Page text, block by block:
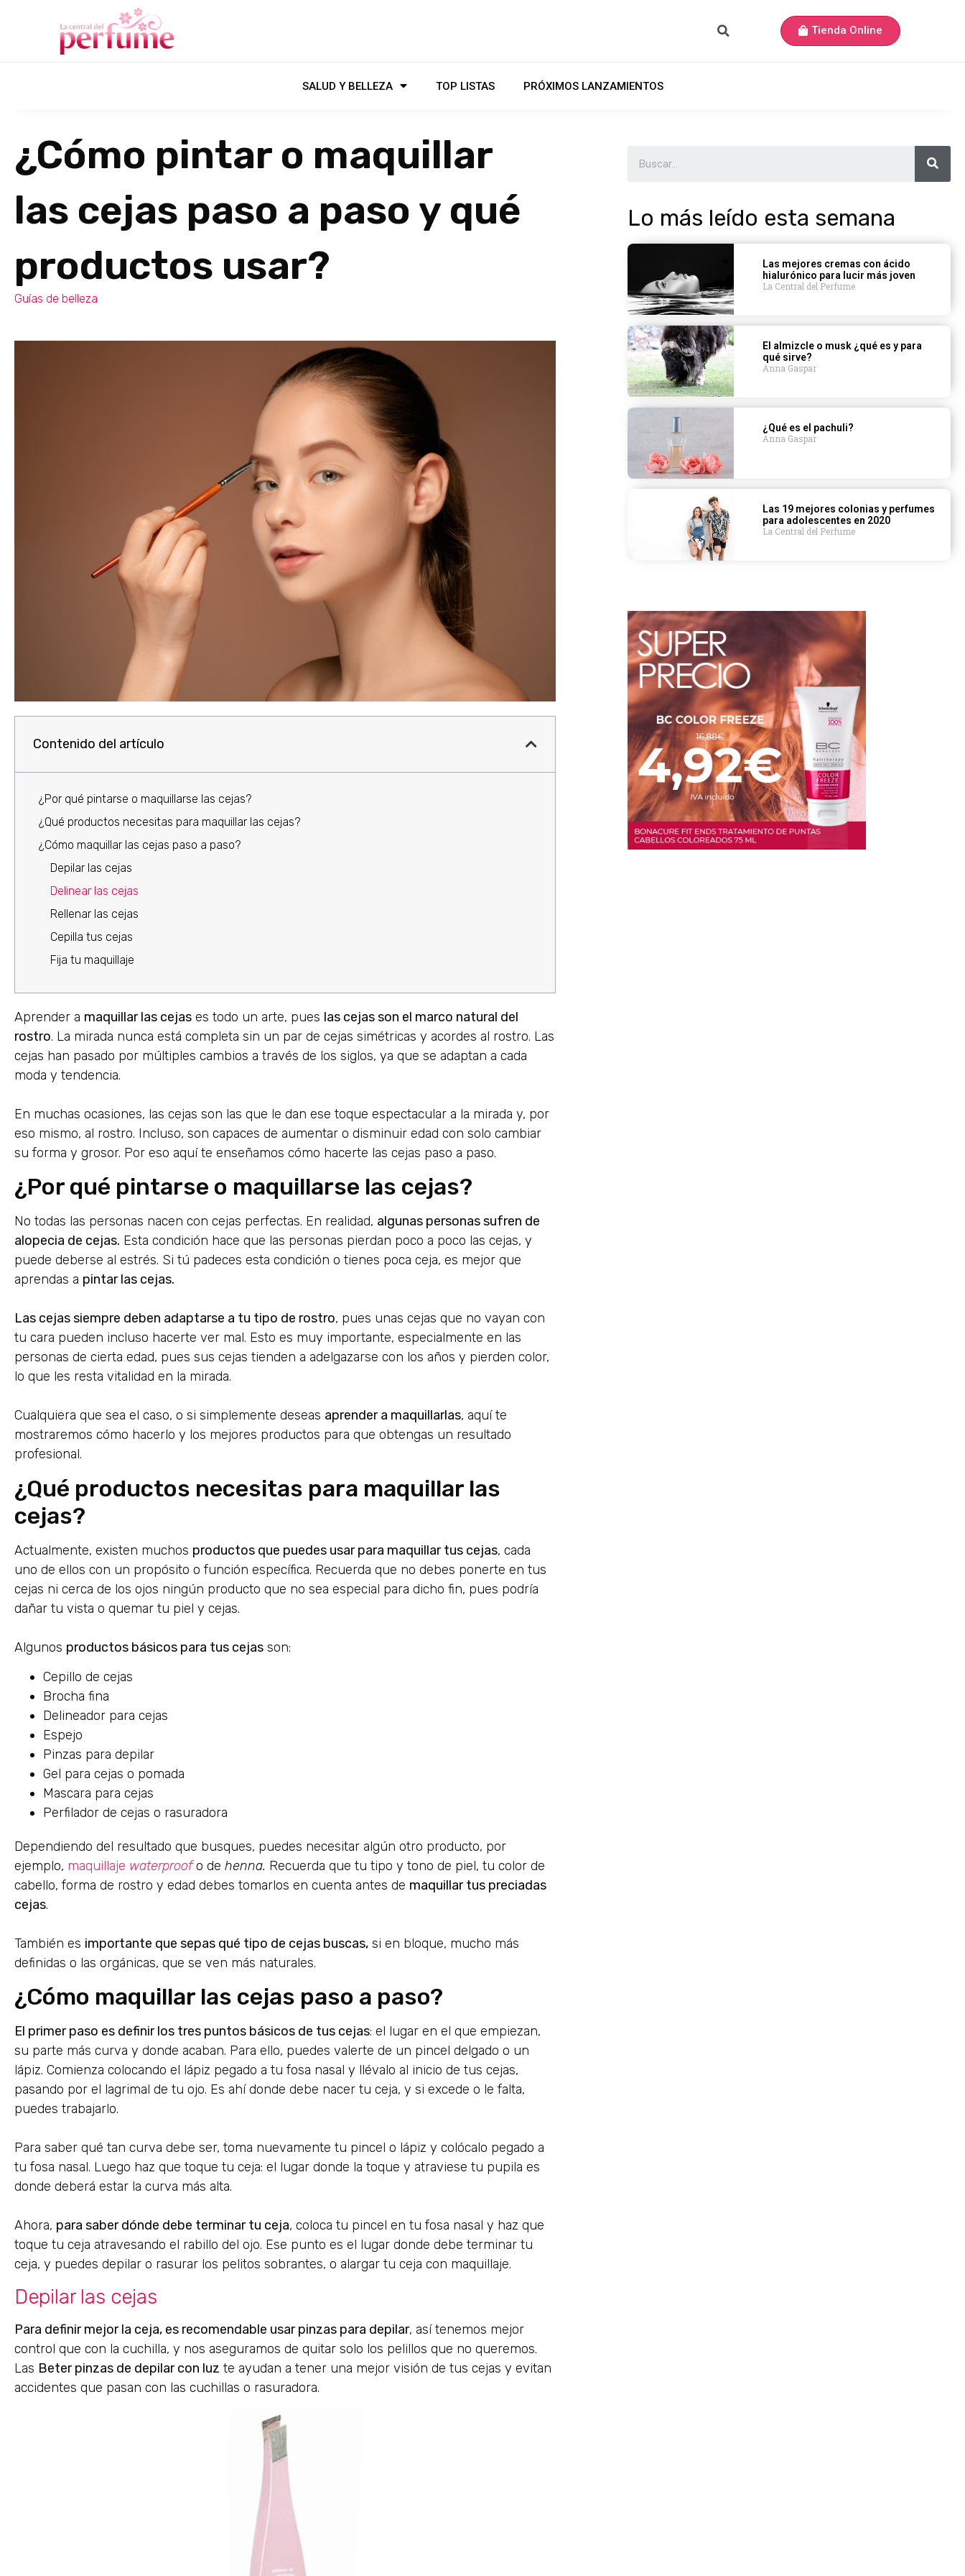
Tienda Online
SALUD Y BELLEZA TOP LISTAS PRÓXIMOS LANZAMIENTOS
¿Cómo pintar o maquillar
las cejas paso a paso y qué
productos usar?
Guías de belleza
Contenido del artículo
¿Por qué pintarse o maquillarse las cejas?
¿Qué productos necesitas para maquillar las cejas?
¿Cómo maquillar las cejas paso a paso?
Depilar las cejas
Delinear las cejas
Rellenar las cejas
Cepilla tus cejas
Fija tu maquillaje
Aprender a maquillar las cejas es todo un arte, pues las cejas son el marco natural del
rostro. La mirada nunca está completa sin un par de cejas simétricas y acordes al rostro. Las
cejas han pasado por múltiples cambios a través de los siglos, ya que se adaptan a cada
moda y tendencia.
En muchas ocasiones, las cejas son las que le dan ese toque espectacular a la mirada y, por
eso mismo, al rostro. Incluso, son capaces de aumentar o disminuir edad con solo cambiar
su forma y grosor. Por eso aquí te enseñamos cómo hacerte las cejas paso a paso.
¿Por qué pintarse o maquillarse las cejas?
No todas las personas nacen con cejas perfectas. En realidad, algunas personas sufren de
alopecia de cejas. Esta condición hace que las personas pierdan poco a poco las cejas, y
puede deberse al estrés. Si tú padeces esta condición o tienes poca ceja, es mejor que
aprendas a pintar las cejas.
Las cejas siempre deben adaptarse a tu tipo de rostro, pues unas cejas que no vayan con
tu cara pueden incluso hacerte ver mal. Esto es muy importante, especialmente en las
personas de cierta edad, pues sus cejas tienden a adelgazarse con los años y pierden color,
lo que les resta vitalidad en la mirada.
Cualquiera que sea el caso, o si simplemente deseas aprender a maquillarlas, aquí te
mostraremos cómo hacerlo y los mejores productos para que obtengas un resultado
profesional.
¿Qué productos necesitas para maquillar las
cejas?
Actualmente, existen muchos productos que puedes usar para maquillar tus cejas, cada
uno de ellos con un propósito o función específica. Recuerda que no debes ponerte en tus
cejas ni cerca de los ojos ningún producto que no sea especial para dicho fin, pues podría
dañar tu vista o quemar tu piel y cejas.
Algunos productos básicos para tus cejas son:
Cepillo de cejas
Brocha fina
Delineador para cejas
Espejo
Pinzas para depilar
Gel para cejas o pomada
Mascara para cejas
Perfilador de cejas o rasuradora
Dependiendo del resultado que busques, puedes necesitar algún otro producto, por
ejemplo, maquillaje waterproofo de henna. Recuerda que tu tipo y tono de piel, tu color de
cabello, forma de rostro y edad debes tomarlos en cuenta antes de maquillar tus preciadas
cejas.
También es importante que sepas qué tipo de cejas buscas, si en bloque, mucho más
definidas o las orgánicas, que se ven más naturales.
¿Cómo maquillar las cejas paso a paso?
El primer paso es definir los tres puntos básicos de tus cejas: el lugar en el que empiezan,
su parte más curva y donde acaban. Para ello, puedes valerte de un pincel delgado o un
lápiz. Comienza colocando el lápiz pegado a tu fosa nasal y llévalo al inicio de tus cejas,
pasando por el lagrimal de tu ojo. Es ahí donde debe nacer tu ceja, y si excede o le falta,
puedes trabajarlo.
Para saber qué tan curva debe ser, toma nuevamente tu pincel o lápiz y colócalo pegado a
tu fosa nasal. Luego haz que toque tu ceja: el lugar donde la toque y atraviese tu pupila es
donde deberá estar la curva más alta.
Ahora, para saber dónde debe terminar tu ceja, coloca tu pincel en tu fosa nasal y haz que
toque tu ceja atravesando el rabillo del ojo. Ese punto es el lugar donde debe terminar tu
ceja, y puedes depilar o rasurar los pelitos sobrantes, o alargar tu ceja con maquillaje.
Depilar las cejas
Para definir mejor la ceja, es recomendable usar pinzas para depilar, así tenemos mejor
control que con la cuchilla, y nos aseguramos de quitar solo los pelillos que no queremos.
Las Beter pinzas de depilar con luz te ayudan a tener una mejor visión de tus cejas y evitan
accidentes que pasan con las cuchillas o rasuradora.
Lo más leído esta semana
Las mejores cremas con ácido
hialurónico para lucir más joven
La Central del Perfume
El almizcle o musk ¿qué es y para
qué sirve?
Anna Gaspar
¿Qué es el pachuli?
Anna Gaspar
Las 19 mejores colonias y perfumes
para adolescentes en 2020
La Central del Perfume